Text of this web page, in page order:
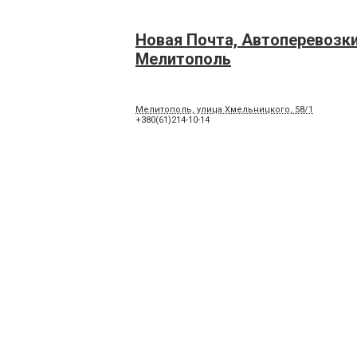
Новая Почта,
Мелитополь
Мелитополь, улица Хмельницкого, 58/1
+380(61)214-10-14